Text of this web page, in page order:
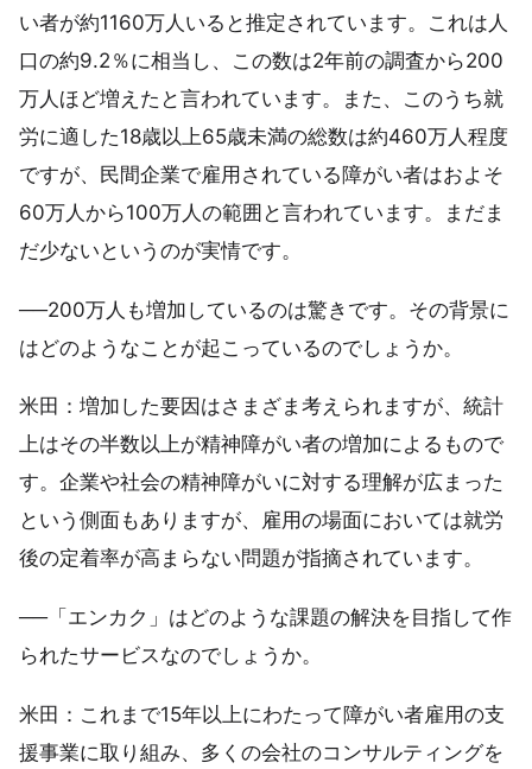
い者が約1160万人いると推定されています。これは人
口の約9.2％に相当し、この数は2年前の調査から200
万人ほど増えたと言われています。また、このうち就
労に適した18歳以上65歳未満の総数は約460万人程度
ですが、民間企業で雇用されている障がい者はおよそ
60万人から100万人の範囲と言われています。まだま
だ少ないというのが実情です。
──200万人も増加しているのは驚きです。その背景に
はどのようなことが起こっているのでしょうか。
米田：増加した要因はさまざま考えられますが、統計
上はその半数以上が精神障がい者の増加によるもので
す。企業や社会の精神障がいに対する理解が広まった
という側面もありますが、雇用の場面においては就労
後の定着率が高まらない問題が指摘されています。
──「エンカク」はどのような課題の解決を目指して作
られたサービスなのでしょうか。
米田：これまで15年以上にわたって障がい者雇用の支
援事業に取り組み、多くの会社のコンサルティングを